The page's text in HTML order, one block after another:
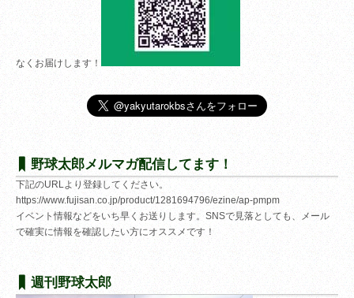
なくお届けします！
野球太郎メルマガ配信してます！
下記のURLより登録してください。
https://www.fujisan.co.jp/product/1281694796/ezine/ap-pmpm
イベント情報などをいち早くお送りします。SNSで見落としても、メール
で確実に情報を確認したい方にオススメです！
週刊野球太郎